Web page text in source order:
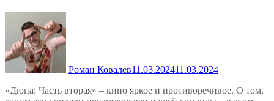
Роман Ковалев11.03.202411.03.2024
«Дюна: Часть вторая» – кино яркое и противоречивое. О том,